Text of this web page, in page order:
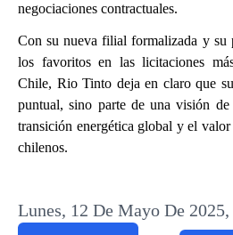
negociaciones contractuales.
Con su nueva filial formalizada y su
los favoritos en las licitaciones
Chile, Rio Tinto deja en claro que
puntual, sino parte de una visión
transición energética global y el valor
chilenos.
Lunes, 12 De Mayo De